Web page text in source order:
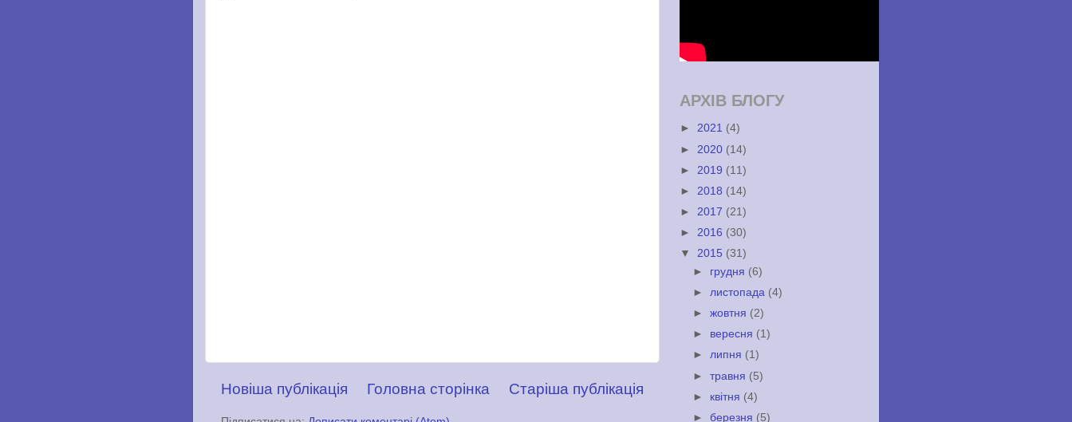
Новіша публікація Старіша публікація
Головна сторінка
АРХІВ БЛОГУ
► 2021 (4)
► 2020 (14)
► 2019 (11)
► 2018 (14)
► 2017 (21)
► 2016 (30)
▼ 2015 (31)
► грудня (6)
►листопада (4)
►жовтня (2)
► вересня (1)
►липня (1)
►травня (5)
► квітня (4)
► березня (5)